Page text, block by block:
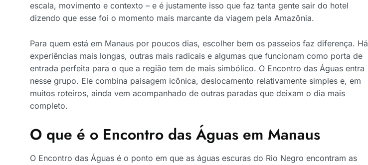
escala, movimento e contexto – e é justamente isso que faz tanta gente sair do hotel
dizendo que esse foi o momento mais marcante da viagem pela Amazônia.
Para quem está em Manaus por poucos dias, escolher bem os passeios faz diferença. Há
experiências mais longas, outras mais radicais e algumas que funcionam como porta de
entrada perfeita para o que a região tem de mais simbólico. O Encontro das Águas entra
nesse grupo. Ele combina paisagem icônica, deslocamento relativamente simples e, em
muitos roteiros, ainda vem acompanhado de outras paradas que deixam o dia mais
completo.
O que é o Encontro das Águas em Manaus
O Encontro das Águas é o ponto em que as águas escuras do Rio Negro encontram as